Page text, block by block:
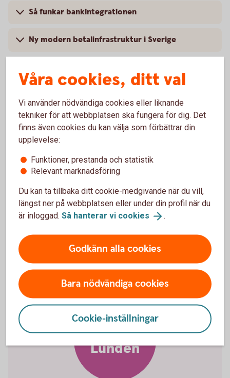
Så funkar bankintegrationen
Ny modern betalinfrastruktur i Sverige
Hantera er ekonomi på ett
enkelt, snabbtoch säkert
sätt med bankintegration.
Bjorn
Lunden
Våra cookies, ditt val
Vi använder nödvändiga cookies eller liknande
tekniker för att webbplatsen ska fungera för dig. Det
finns även cookies du kan välja som förbättrar din
upplevelse:
Funktioner, prestanda och statistik
Relevant marknadsföring
Du kan ta tillbaka ditt cookie-medgivande när du vill,
längst ner på webbplatsen eller under din profil när du
är inloggad. Så hanterar vi cookies .
Godkänn alla cookies
Bara nödvändiga cookies
Cookie-inställningar